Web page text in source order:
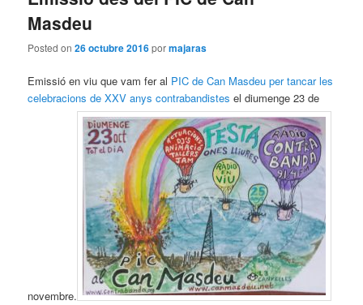
Masdeu
Posted on26 octubre 2016pormajaras
Emissió en viu que vam fer al PIC de Can Masdeu per tancar les
celebracions de XXV anys contrabandistes el diumenge 23 de
novembre.